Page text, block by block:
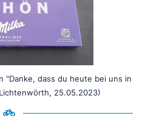
"Danke, dass du heute bei uns in
25.05.2023)